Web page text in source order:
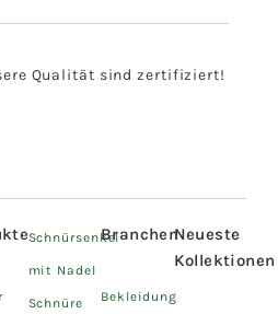
Qualität sind zertifiziert!
Schnürsenkel
mit Nadel
Schnüre
Branchen
Bekleidung
Neueste
Kollektionen